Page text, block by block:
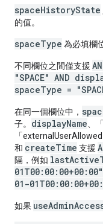
spaceHistoryState
的值。
spaceType 為必填欄
不同欄位之間僅支援
"SPACE" AND
spaceType =
在同一個欄位中，
子。 displayName 、
「
和 createTime 支援
隔，例如
01-
如果